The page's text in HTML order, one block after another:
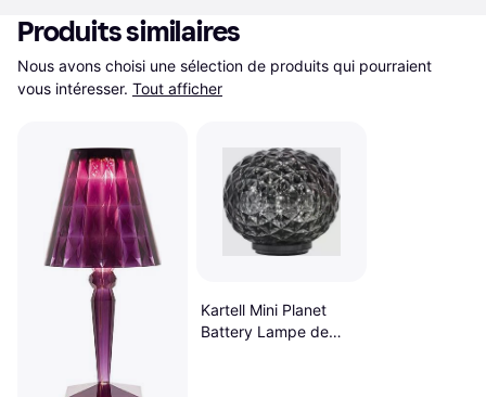
Produits similaires
Nous avons choisi une sélection de produits qui pourraient
vous intéresser. Tout afficher
Kartell Mini Planet
Battery Lampe de